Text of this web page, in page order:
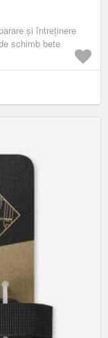
și întreținere
schimb bete